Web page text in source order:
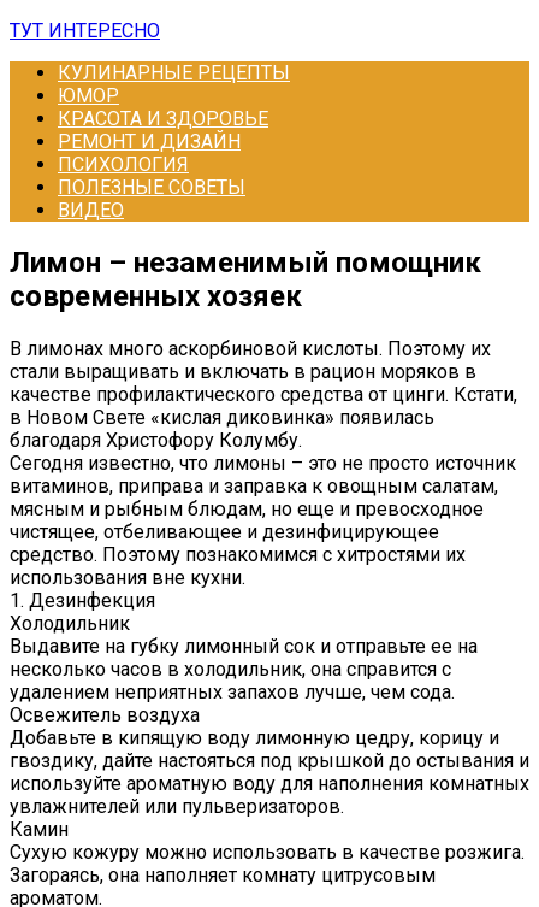
Перейти
контенту
ТУТ ИНТЕРЕСНО
КУЛИНАРНЫЕ РЕЦЕПТЫ
ЮМОР
КРАСОТА И ЗДОРОВЬЕ
РЕМОНТ И ДИЗАЙН
ПСИХОЛОГИЯ
ПОЛЕЗНЫЕ СОВЕТЫ
ВИДЕО
Лимон – незаменимый помощник
современных хозяек
В лимонах много аскорбиновой кислоты. Поэтому их
стали выращивать и включать в рацион моряков в
качестве профилактического средства от цинги. Кстати,
в Новом Свете «кислая диковинка» появилась
благодаря Христофору Колумбу.
Сегодня известно, что лимоны – это не просто источник
витаминов, приправа и заправка к овощным салатам,
мясным и рыбным блюдам, но еще и превосходное
чистящее, отбеливающее и дезинфицирующее
средство. Поэтому познакомимся с хитростями их
использования вне кухни.
1. Дезинфекция
Холодильник
Выдавите на губку лимонный сок и отправьте ее на
несколько часов в холодильник, она справится с
удалением неприятных запахов лучше, чем сода.
Освежитель воздуха
Добавьте в кипящую воду лимонную цедру, корицу и
гвоздику, дайте настояться под крышкой до остывания и
используйте ароматную воду для наполнения комнатных
увлажнителей или пульверизаторов.
Камин
Сухую кожуру можно использовать в качестве розжига.
Загораясь, она наполняет комнату цитрусовым
ароматом.